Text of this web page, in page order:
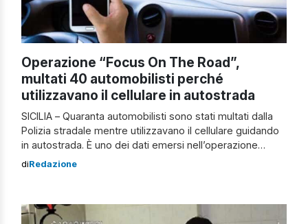
Operazione “Focus On The Road”,
multati 40 automobilisti perché
utilizzavano il cellulare in autostrada
SICILIA – Quaranta automobilisti sono stati multati dalla
Polizia stradale mentre utilizzavano il cellulare guidando
in autostrada. È uno dei dati emersi nell’operazione
“Focus On The Road” promossa dal Roadpol European
stradale “Sicilia Occidentale”. Roadpolpol è una rete di
[…]
diRedazione